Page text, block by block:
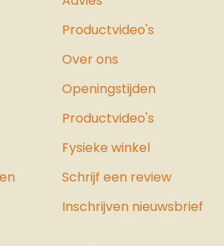
en krachtig
Met zijn robuuste
en
is dit pistool een
PDW50 20J - Dutch
gramLengte: 22
JaJoule: 19,9
Productvideo's
Over ons
Openingstijden
Productvideo's
Fysieke winkel
Schrijf een review
Inschrijven nieuwsbrief